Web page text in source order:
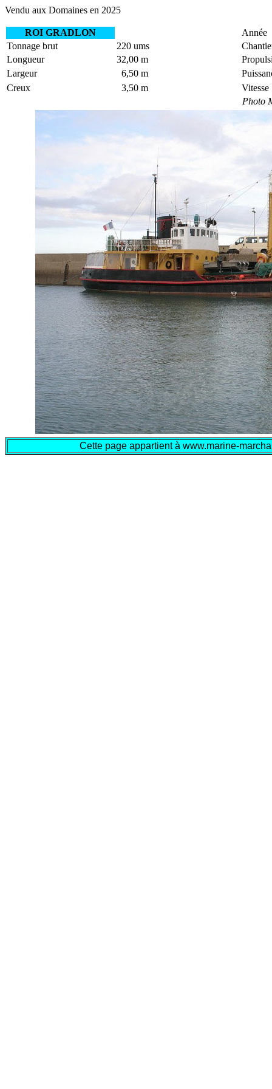
Vendu aux Domaines en 2025
ROI GRADLON
Année
Tonnage brut
220 ums
Longueur
32,00 m
Largeur
6,50 m
Creux
3,50 m
Vitesse
Photo
Cette page appartient à www.marine-